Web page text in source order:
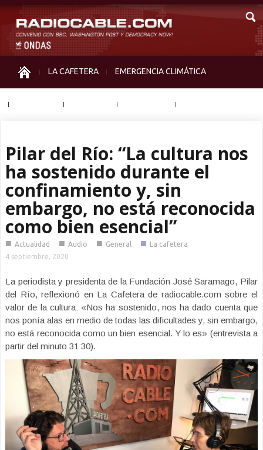
LA CAFETERA EMERGENCIA CLIMÁTICA
Pilar del Río: “La cultura nos
ha sostenido durante el
confinamiento y, sin
embargo, no está reconocida
como bien esencial”
■ Actualidad ■ Audio ■ General ■ La cafetera
4 septiembre, 2020
La periodista y presidenta de la Fundación José Saramago, Pilar
del Río, reflexionó en La Cafetera de radiocable.com sobre el
valor de la cultura: «Nos ha sostenido, nos ha dado cuenta que
nos ponía alas en medio de todas las dificultades y, sin embargo,
no está reconocida como un bien esencial. Y lo es» (entrevista a
partir del minuto 31:30).